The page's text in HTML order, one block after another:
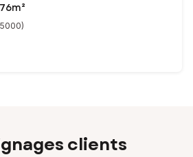
)
clients